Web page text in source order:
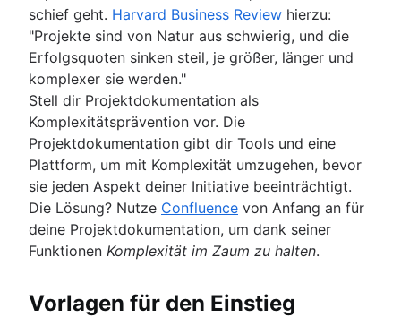
schief geht. Harvard Business Review hierzu:
"Projekte sind von Natur aus schwierig, und die
Erfolgsquoten sinken steil, je größer, länger und
komplexer sie werden."
Stell dir Projektdokumentation als
Komplexitätsprävention vor. Die
Projektdokumentation gibt dir Tools und eine
Plattform, um mit Komplexität umzugehen, bevor
sie jeden Aspekt deiner Initiative beeinträchtigt.
Die Lösung? Nutze Confluence von Anfang an für
deine Projektdokumentation, um dank seiner
Funktionen Komplexität im Zaum zu halten.
Vorlagen für den Einstieg